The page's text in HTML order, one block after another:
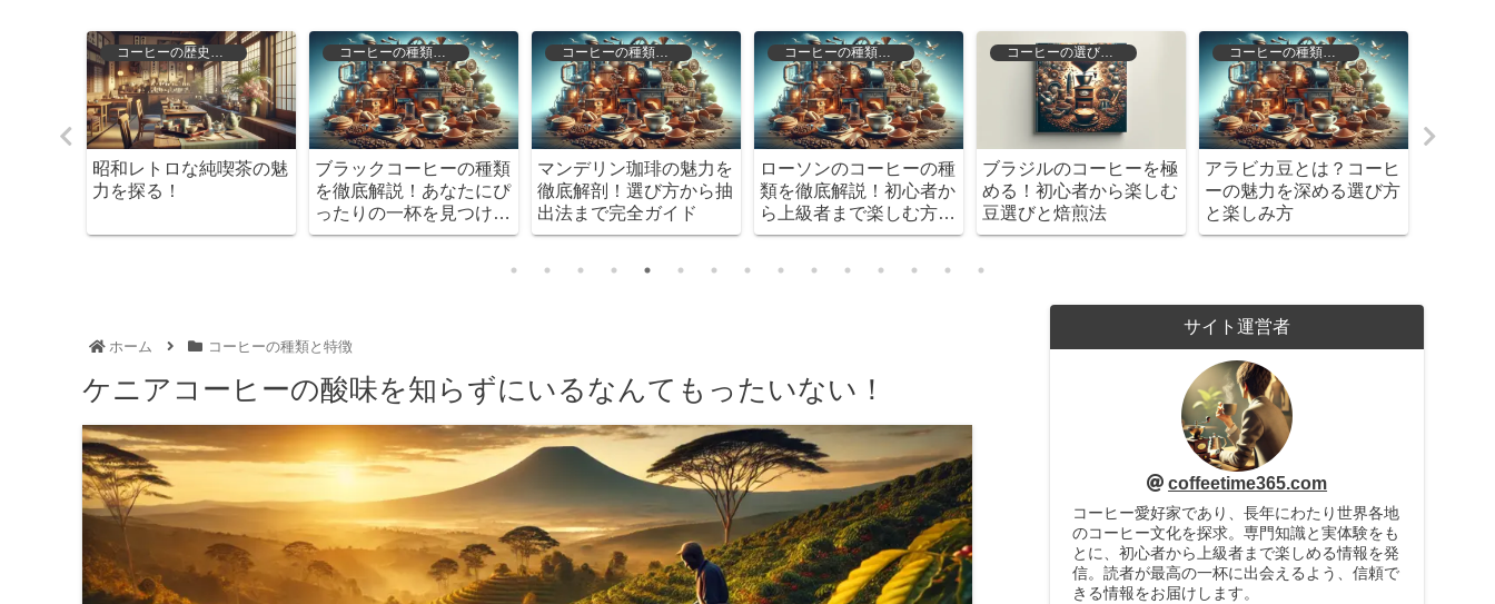
コーヒーの歴史と文化
昭和レトロな純喫茶の魅
力を探る！
コーヒーの種類と特徴
ブラックコーヒーの種類
を徹底解説！あなたにぴ
ったりの一杯を見つけよ
う！
コーヒーの種類と特徴
マンデリン珈琲の魅力を
徹底解剖！選び方から抽
出法まで完全ガイド
コーヒーの種類と特徴
ローソンのコーヒーの種
類を徹底解説！初心者か
ら上級者まで楽しむ方法
とは？
コーヒーの選び方と保存
ブラジルのコーヒーを極
める！初心者から楽しむ
豆選びと焙煎法
コーヒーの種類と特徴
アラビカ豆とは？コーヒ
ーの魅力を深める選び方
と楽しみ方
ホーム コーヒーの種類と特徴
ケニアコーヒーの酸味を知らずにいるなんてもったいない！
サイト運営者
coffeetime365.com
コーヒー愛好家であり、長年にわたり世界各地
のコーヒー文化を探求。専門知識と実体験をも
とに、初心者から上級者まで楽しめる情報を発
信。読者が最高の一杯に出会えるよう、信頼で
きる情報をお届けします。